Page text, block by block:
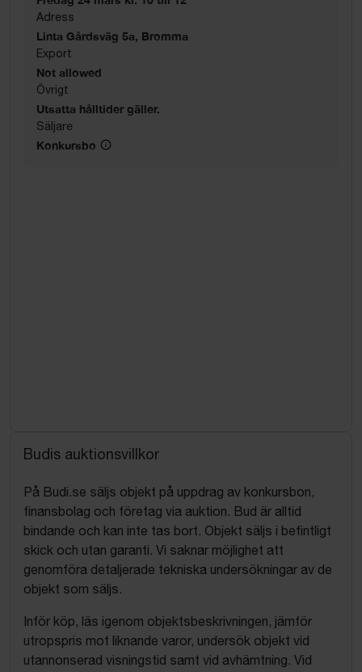
Adress
Linta Gårdsväg 5a, Bromma
Export
Not allowed
Övrigt
Utsatta hålltider gäller.
Säljare
Konkursbo
Budis auktionsvillkor
På Budi.se säljs objekt på uppdrag av konkursbon,
finansbolag och företag via auktion. Bud är alltid
bindande och kan inte tas bort. Objekt säljs i befintligt
skick och utan garanti. Vi saknar möjlighet att
genomföra detaljerade tekniska undersökningar av de
objekt som säljs.
Inför köp, läs igenom objektsbeskrivningen, jämför
utropspris mot liknande varor, undersök objekt vid
utannonserad visningstid samt vid avhämtning. Vid